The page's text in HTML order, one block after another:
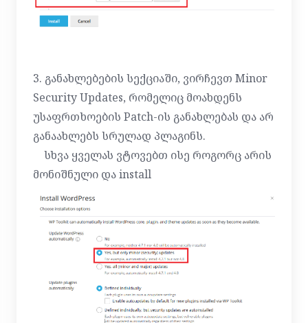
3. განახლებების სექციაში, ვირჩევთ Minor
Security Updates, რომელიც მოახდენს
უსაფრთხოების Patch-ის განახლებას და არ
განაახლებს სრულად პლაგინს.
სხვა ყველას ვტოვებთ ისე როგორც არის
მონიშნული და install